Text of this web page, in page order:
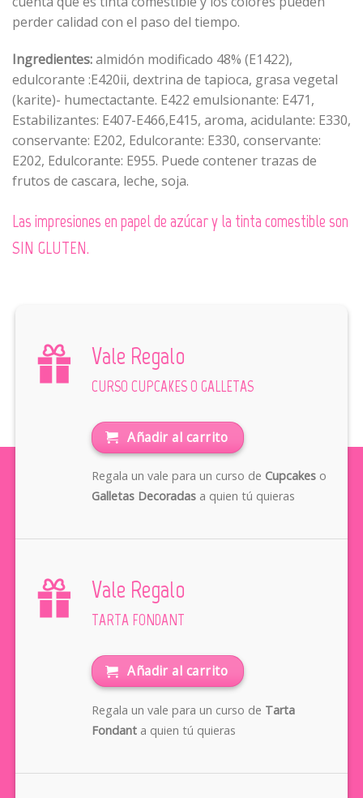
perder calidad con el paso del tiempo.
Ingredientes:almidón modificado 48% (E1422),
edulcorante :E420ii, dextrina de tapioca, grasa vegetal
(karite)- humectactante. E422 emulsionante: E471,
Estabilizantes: E407-E466,E415, aroma, acidulante: E330,
conservante: E202, Edulcorante: E330, conservante:
E202, Edulcorante: E955. Puede contener trazas de
frutos de cascara, leche, soja.
Las impresiones en papel de azúcar y la tinta comestible son
SIN GLUTEN.
Vale Regalo
CURSO CUPCAKES O GALLETAS
Añadir al carrito
Regala un vale para un curso de Cupcakeso
Galletas Decoradasa quien tú quieras
Vale Regalo
TARTA FONDANT
Añadir al carrito
Regala un vale para un curso de Tarta
Fondanta quien tú quieras